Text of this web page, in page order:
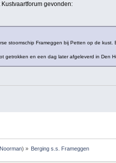
gevonden:
stoomschip Frameggen bij Petten op de
getrokken en een dag later afgeleverd in Den
) » Berging s.s. Frameggen